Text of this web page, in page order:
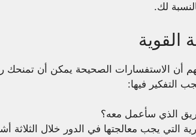
لك.
القوية
أن الاستفسارات الصحيحة يمكن أن
التفكير فيها:
الذي سأعمل معه؟
التي يجب معالجتها في الدور خلال الثلاثة